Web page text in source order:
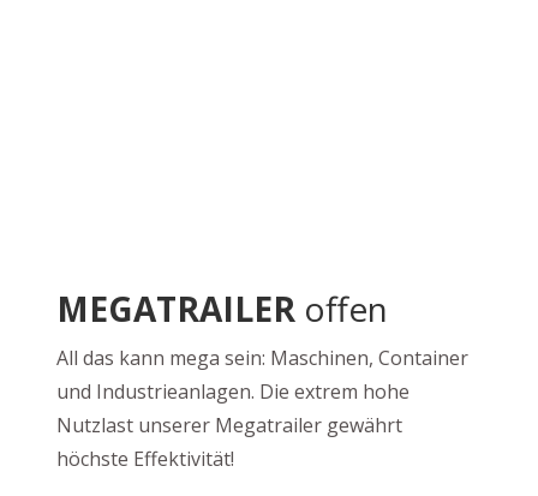
MEGATRAILERoffen
All das kann mega sein: Maschinen, Container
und Industrieanlagen. Die extrem hohe
Nutzlast unserer Megatrailer gewährt
höchste Effektivität!